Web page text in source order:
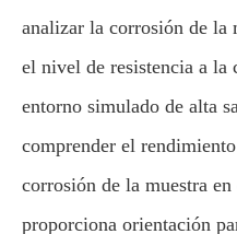
analizar la corrosión de la
el nivel de resistencia a la
entorno simulado de alta
comprender el
corrosión de la muestra
proporciona orientación